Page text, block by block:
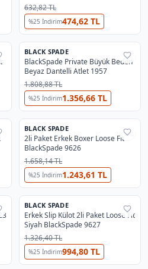
632,82 TL
%25 İndirim474,62 TL
%25
BLACK SPADE
BlackSpade Private Büyük Beden
Beyaz Dantelli Atlet 1957
1.808,88 TL
%25 İndirim1.356,66 TL
%25
BLACK SPADE
2li Paket Erkek Boxer Loose Fit
BlackSpade 9626
1.658,14 TL
%25 İndirim1.243,61 TL
%25
BLACK SPADE
Erkek Slip Külot 2li Paket Loose Fit
Siyah BlackSpade 9627
1.326,40 TL
%25 İndirim994,80 TL